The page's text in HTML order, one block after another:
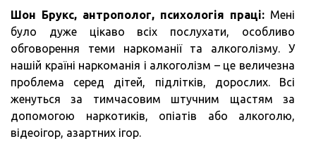
Шон Брукс, антрополог, психологія праці: Мені
було дуже цікаво всіх послухати, особливо
обговорення теми наркоманії та алкоголізму. У
нашій країні наркоманія і алкоголізм – це величезна
проблема серед дітей, підлітків, дорослих. Всі
женуться за тимчасовим штучним щастям за
допомогою наркотиків, опіатів або алкоголю,
відеоігор, азартних ігор.